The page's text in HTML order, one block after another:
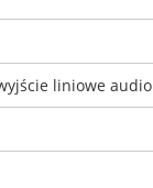
liniowe audio